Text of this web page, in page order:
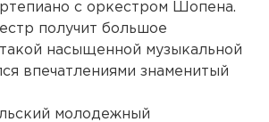
с оркестром Шопена.
получит большое
насыщенной музыкальной
впечатлениями знаменитый
молодежный